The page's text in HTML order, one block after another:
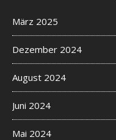
März 2025
Dezember 2024
August 2024
Juni 2024
Mai 2024